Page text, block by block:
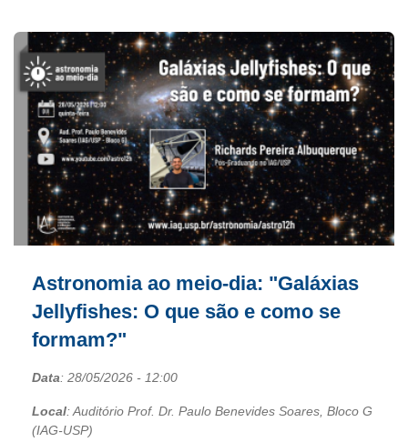
Astronomia ao meio-dia: "Galáxias
Jellyfishes: O que são e como se
formam?"
Data: 28/05/2026 - 12:00
Local: Auditório Prof. Dr. Paulo Benevides Soares, Bloco G
(IAG-USP)